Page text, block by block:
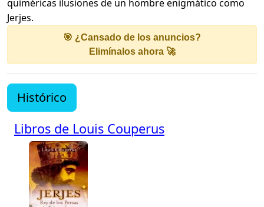
quiméricas ilusiones de un hombre enigmático como
Jerjes.
🎯 ¿Cansado de los anuncios?
Elimínalos ahora 🚀
Histórico
Libros de Louis Couperus